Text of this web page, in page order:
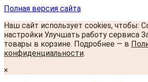
Полная версия сайта
Наш сайт использует cookies, чтобы:
настройки Улучшать работу сервиса
товары в корзине. Подробнее — в
конфиденциальности.
×